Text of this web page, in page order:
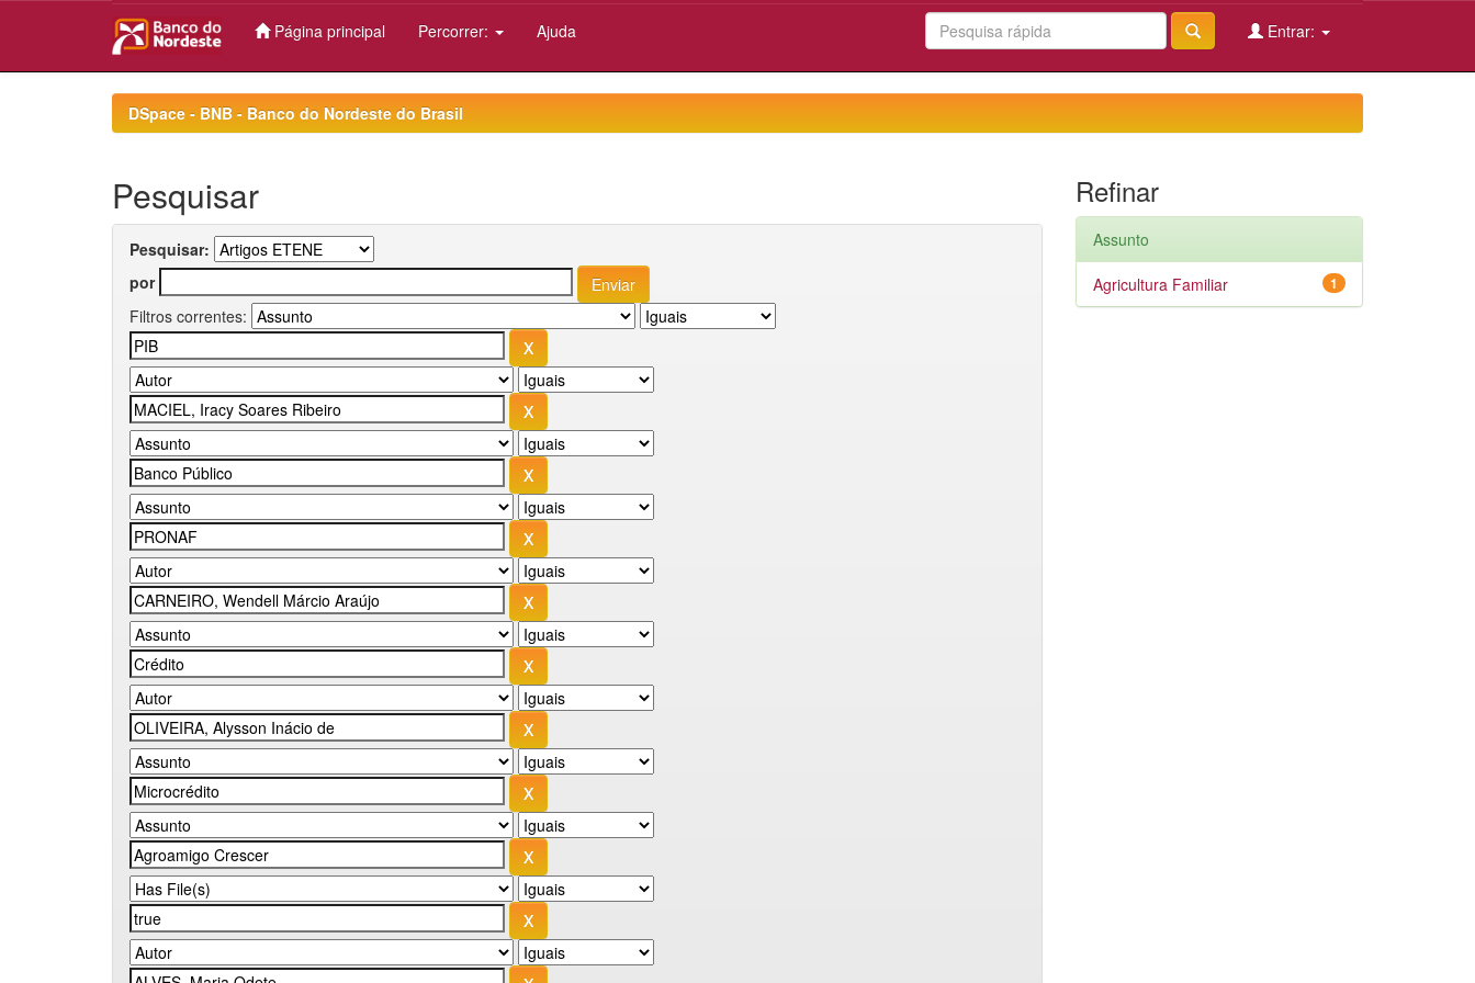
Página principal Percorrer: Ajuda Entrar:
DSpace - BNB - Banco do Nordeste do Brasil
Pesquisar
Pesquisar:
por
Filtros correntes:
Refinar
Assunto
1
Agricultura Familiar